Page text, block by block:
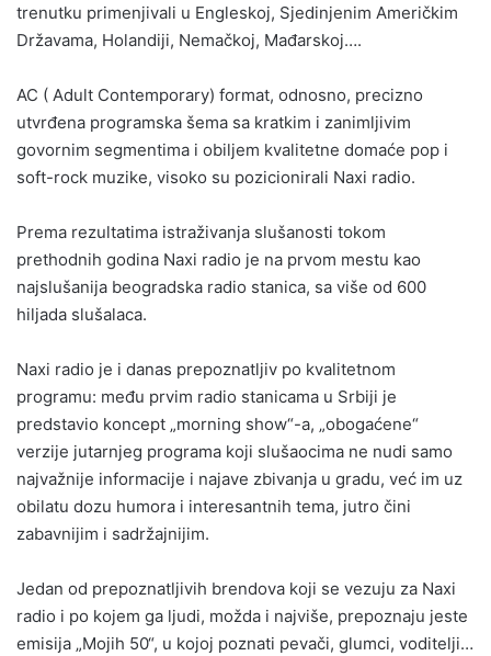
trenutku primenjivali u Engleskoj, Sjedinjenim Američkim
Državama, Holandiji, Nemačkoj, Mađarskoj….
AC ( Adult Contemporary) format, odnosno, precizno
utvrđena programska šema sa kratkim i zanimljivim
govornim segmentima i obiljem kvalitetne domaće pop i
soft-rock muzike, visoko su pozicionirali Naxi radio.
Prema rezultatima istraživanja slušanosti tokom
prethodnih godina Naxi radio je na prvom mestu kao
najslušanija beogradska radio stanica, sa više od 600
hiljada slušalaca.
Naxi radio je i danas prepoznatljiv po kvalitetnom
programu: među prvim radio stanicama u Srbiji je
predstavio koncept „morning show“-a, „obogaćene“
verzije jutarnjeg programa koji slušaocima ne nudi samo
najvažnije informacije i najave zbivanja u gradu, već im uz
obilatu dozu humora i interesantnih tema, jutro čini
zabavnijim i sadržajnijim.
Jedan od prepoznatljivih brendova koji se vezuju za Naxi
radio i po kojem ga ljudi, možda i najviše, prepoznaju jeste
emisija „Mojih 50“, u kojoj poznati pevači, glumci, voditelji…